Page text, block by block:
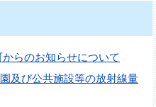
らのお知らせについて
及び公共施設等の放射線量